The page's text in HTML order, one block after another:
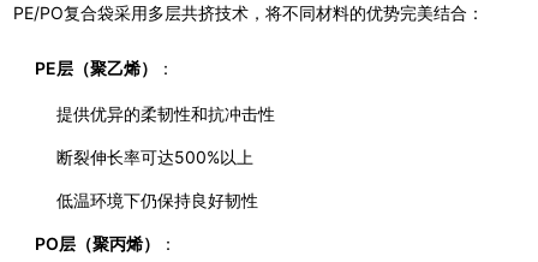
PE/PO复合袋采用多层共挤技术，将不同材料的优势完美结合：
PE层（聚乙烯） ：
提供优异的柔韧性和抗冲击性
断裂伸长率可达500%以上
低温环境下仍保持良好韧性
PO层（聚丙烯） ：